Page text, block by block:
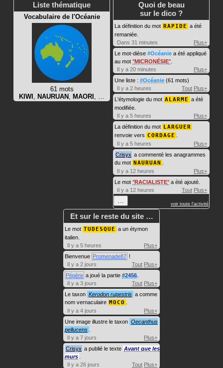
Liste thématique
Vocabulaire de l'Océanie
61 mots
KIWI , NAURUAN , MAORI , …
Quoi de beau
sur le dico ?
La définition du mot RAPIDE a été
remaniée.
Dans 31 minutes
Plus+
Le mot-dièse #Océanie a été appliqué
au mot MICRONÉSIE
Il y a 20 minutes
Plus+
Une liste : #Océanie (61 mots)
Il y a 2 heures
Tout Plus+
L'étymologie du mot ALARME a été
modifiée.
Il y a 5 heures
Plus+
La définition du mot LARGUER
renvoie vers CORDAGE
Il y a 5 heures
Plus+
Crisyx a commenté les anagrammes
du mot NAURUAN
Il y a 12 heures
Plus+
Le mot RACIALISTE a été ajouté.
Il y a 12 heures
Tout Plus+
… voir toute l'activité
Et sur le reste du site …
Le mot TUDESQUE a un étymon
italien.
Il y a 5 heures
Plus+
Bienvenue Promenade87 !
Il y a 2 jours
Tout Plus+
Pépère a joué la partie #2456
Il y a 3 jours
Tout Plus+
Le taxon Kerodon rupestris a comme
nom vernaculaire MOCO
Il y a 4 jours
Plus+
Une image illustre le taxon Oecanthus
pellucens
Il y a 7 jours
Plus+
Crisyx a publié le texte Avant que les
murs
Il y a 26 jours
Tout Plus+